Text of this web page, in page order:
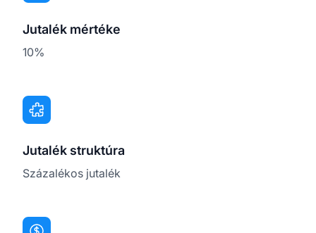
Jutalék mértéke
10%
Jutalék struktúra
Százalékos jutalék